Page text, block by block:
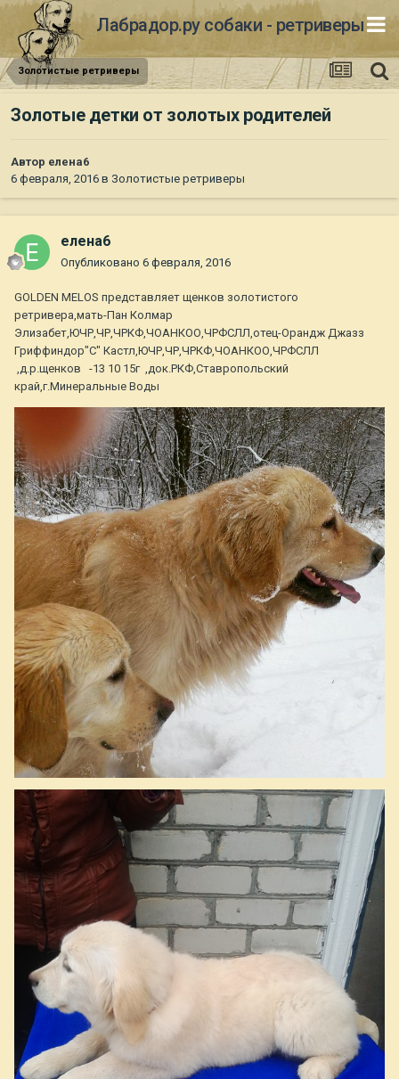
Лабрадор.ру собаки - ретриверы
Золотистые ретриверы
Золотые детки от золотых родителей
Автор елена6
6 февраля, 2016 в Золотистые ретриверы
елена6
Опубликовано 6 февраля, 2016
GOLDEN MELOS представляет щенков золотистого
ретривера,мать-Пан Колмар
Элизабет,ЮЧР,ЧР,ЧРКФ,ЧОАНКОО,ЧРФСЛЛ,отец-Орандж Джазз
Гриффиндор"С" Кастл,ЮЧР,ЧР,ЧРКФ,ЧОАНКОО,ЧРФСЛЛ
,д.р.щенков -13 10 15г ,док.РКФ,Ставропольский
край,г.Минеральные Воды